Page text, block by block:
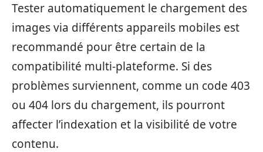
Tester automatiquement le chargement des
images via différents appareils mobiles est
recommandé pour être certain de la
compatibilité multi-plateforme. Si des
problèmes surviennent, comme un code 403
ou 404 lors du chargement, ils pourront
affecter l’indexation et la visibilité de votre
contenu.